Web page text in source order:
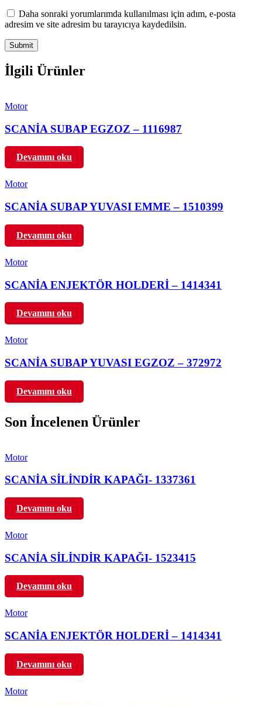
Daha sonraki yorumlarımda kullanılması için adım, e-posta
adresim ve site adresim bu tarayıcıya kaydedilsin.
İlgili Ürünler
Motor
SCANİA SUBAP EGZOZ – 1116987
Devamını oku
Motor
SCANİA SUBAP YUVASI EMME – 1510399
Devamını oku
Motor
SCANİA ENJEKTÖR HOLDERİ – 1414341
Devamını oku
Motor
SCANİA SUBAP YUVASI EGZOZ – 372972
Devamını oku
Son İncelenen Ürünler
Motor
SCANİA SİLİNDİR KAPAĞI- 1337361
Devamını oku
Motor
SCANİA SİLİNDİR KAPAĞI- 1523415
Devamını oku
Motor
SCANİA ENJEKTÖR HOLDERİ – 1414341
Devamını oku
Motor